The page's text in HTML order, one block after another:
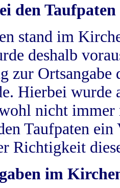
den Taufpaten
stand im
deshalb
zur
Hierbei wurde
nicht
Taufpaten
Richtigkeit
im